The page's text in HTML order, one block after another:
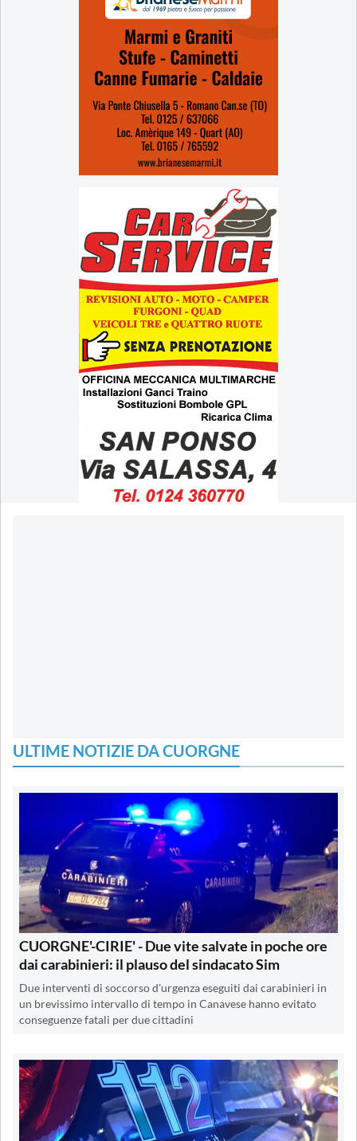
ULTIME NOTIZIE DA CUORGNE
CUORGNE'-CIRIE' - Due vite salvate in poche ore
dai carabinieri: il plauso del sindacato Sim
Due interventi di soccorso d'urgenza eseguiti dai carabinieri in
un brevissimo intervallo di tempo in Canavese hanno evitato
conseguenze fatali per due cittadini